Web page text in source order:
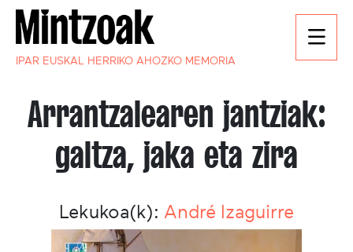
IPAR EUSKAL HERRIKO AHOZKO MEMORIA
Arrantzalearen jantziak:
galtza, jaka eta zira
Lekukoa(k): André Izaguirre